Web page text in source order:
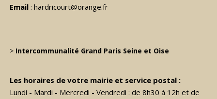
Email : hardricourt@orange.fr
> Intercommunalité Grand Paris Seine et Oise
Les horaires de votre mairie et service postal :
Lundi - Mardi - Mercredi - Vendredi : de 8h30 à 12h et de